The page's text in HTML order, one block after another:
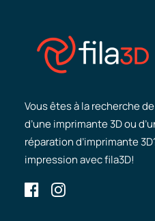
Vous êtes à la recherche
d’une imprimante 3D ou
réparation d’imprimante
impression avec fila3D!